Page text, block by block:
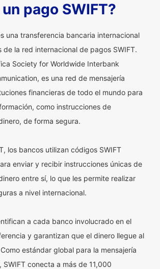
pago SWIFT?
una transferencia bancaria internacional
de la red internacional de pagos SWIFT.
Society for Worldwide Interbank
es una red de mensajería
financieras de todo el mundo para
como instrucciones de
de forma segura.
los bancos utilizan códigos SWIFT
enviar y recibir instrucciones únicas de
entre sí, lo que les permite realizar
a nivel internacional.
a cada banco involucrado en el
y garantizan que el dinero llegue al
estándar global para la mensajería
SWIFT conecta a más de 11,000